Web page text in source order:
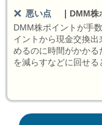
悪い点
DMM株
DMM株ポイントが手
イントから現金交換
めるのに時間がかか
を減らすなどに回せる